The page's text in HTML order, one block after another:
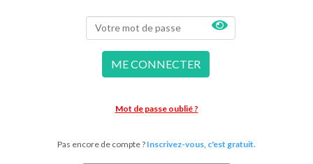
ME CONNECTER
Mot de passe oublié ?
Pas encore de compte ? Inscrivez-vous, c'est gratuit.